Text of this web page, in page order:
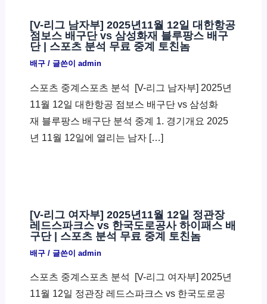
[V-리그 남자부] 2025년11월 12일 대한항공
점보스 배구단 vs 삼성화재 블루팡스 배구
단 | 스포츠 분석 무료 중계 토친놈
배구/ 글쓴이 admin
스포츠 중계스포츠 분석 ​ [V-리그 남자부] 2025년
11월 12일 대한항공 점보스 배구단 vs 삼성화
재 블루팡스 배구단 분석 중계 1. 경기개요 2025
년 11월 12일에 열리는 남자 […]
[V-리그 여자부] 2025년11월 12일 정관장
레드스파크스 vs 한국도로공사 하이패스 배
구단 | 스포츠 분석 무료 중계 토친놈
배구/ 글쓴이 admin
스포츠 중계스포츠 분석 ​ [V-리그 여자부] 2025년
11월 12일 정관장 레드스파크스 vs 한국도로공